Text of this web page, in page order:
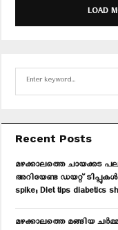
LOAD
c
f
o
r
:
Recent Posts
മഴക്കാലത്തെ ചായക്കട
അറിയേണ്ട ഡയറ്റ്
spike; Diet tips diabetics
മഴക്കാലത്തെ മങ്ങിയ